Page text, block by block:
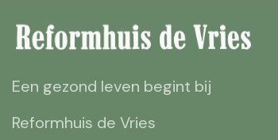
Een gezond leven begint bij
Reformhuis de Vries